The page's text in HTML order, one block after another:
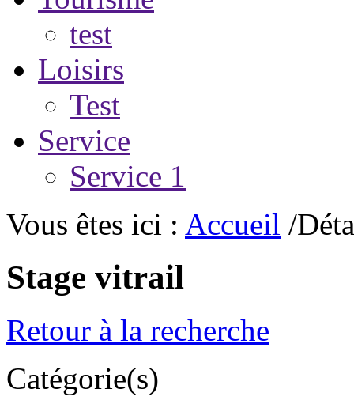
test
Loisirs
Test
Service
Service 1
Vous êtes ici : Accueil /
Stage vitrail
Retour à la recherche
Catégorie(s)